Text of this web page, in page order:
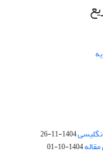
1404-11-26
1404-10-01